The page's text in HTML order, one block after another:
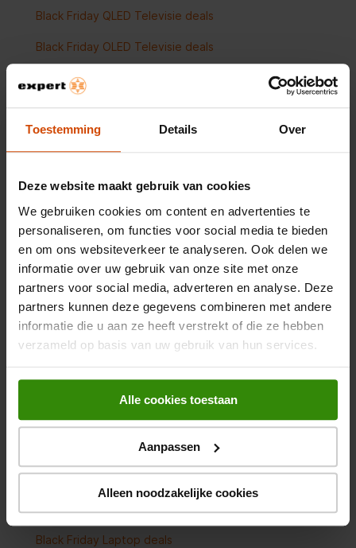
Toestemming Details Over
Deze website maakt gebruik van cookies
We gebruiken cookies om content en advertenties te
personaliseren, om functies voor social media te bieden
en om ons websiteverkeer te analyseren. Ook delen we
informatie over uw gebruik van onze site met onze
partners voor social media, adverteren en analyse. Deze
partners kunnen deze gegevens combineren met andere
informatie die u aan ze heeft verstrekt of die ze hebben
verzameld op basis van uw gebruik van hun services.
Alle cookies toestaan
Aanpassen
Alleen noodzakelijke cookies
Black Friday QLED Televisie deals
Black Friday OLED Televisie deals
Black Friday 55 inch Televisie deals
Black Friday 65 inch Televisie deals
Black Friday 75 inch Televisie deals
Black Friday Soundbar deals
Black Friday Speakers deals
Black Friday Koptelefoons & Oordopjes deals
Black Friday Oordopjes deals
Alle Black Friday Audio deals
Black Friday multimedia deals
Black Friday Laptop deals